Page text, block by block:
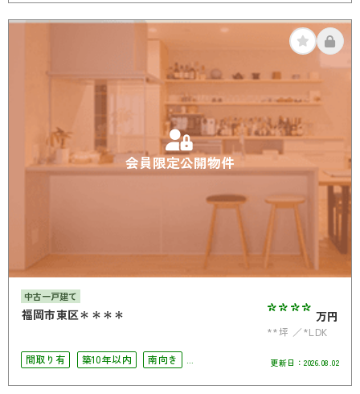
オール電化
会員限定公開物件
中古一戸建て
福岡市東区＊＊＊＊ **** 万円
**坪
*LDK
間取り有
築10年以内
南向き
更新日： 2026.08.02